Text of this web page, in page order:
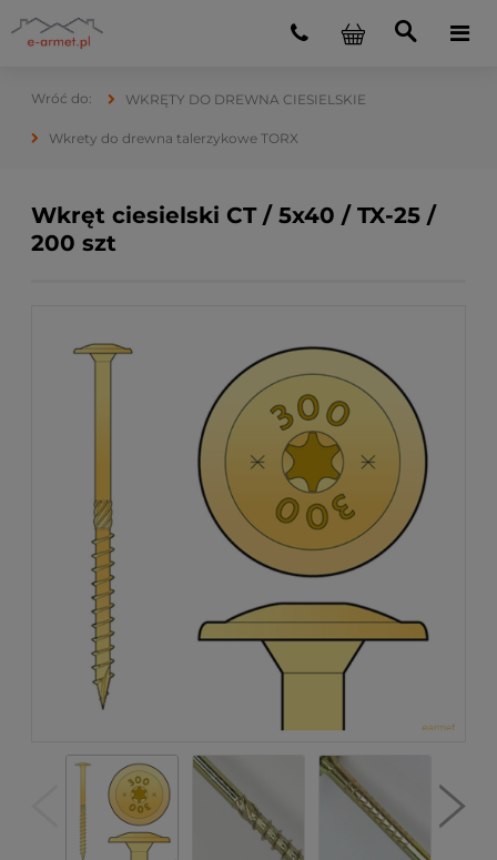
WKRĘTY DO DREWNA CIESIELSKIE
Wkrety do drewna talerzykowe TORX
Wkręt ciesielski CT / 5x40 / TX-25 /
200 szt